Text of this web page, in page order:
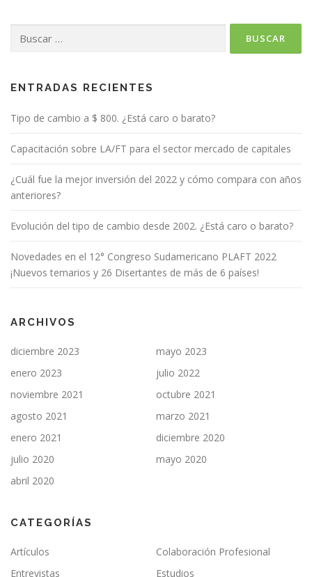
ENTRADAS RECIENTES
Tipo de cambio a $ 800. ¿Está caro o barato?
Capacitación sobre LA/FT para el sector mercado de capitales
¿Cuál fue la mejor inversión del 2022 y cómo compara con años
anteriores?
Evolución del tipo de cambio desde 2002. ¿Está caro o barato?
Novedades en el 12° Congreso Sudamericano PLAFT 2022
¡Nuevos temarios y 26 Disertantes de más de 6 países!
ARCHIVOS
diciembre 2023
mayo 2023
enero 2023
julio 2022
noviembre 2021
octubre 2021
agosto 2021
marzo 2021
enero 2021
diciembre 2020
julio 2020
mayo 2020
abril 2020
CATEGORÍAS
Artículos
Colaboración Profesional
Entrevistas
Estudios